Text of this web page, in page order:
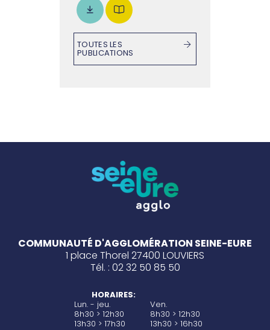
TOUTES LES
PUBLICATIONS
COMMUNAUTÉ D'AGGLOMÉRATION SEINE-EURE
1 place Thorel 27400 LOUVIERS
Tél. : 02 32 50 85 50
HORAIRES:
Lun. - jeu.
8h30 > 12h30
13h30 > 17h30
Ven.
8h30 > 12h30
13h30 > 16h30